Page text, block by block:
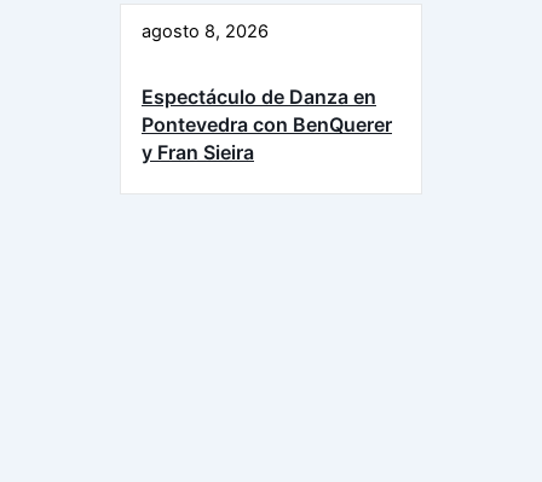
agosto 8, 2026
Espectáculo de Danza en
Pontevedra con BenQuerer
y Fran Sieira